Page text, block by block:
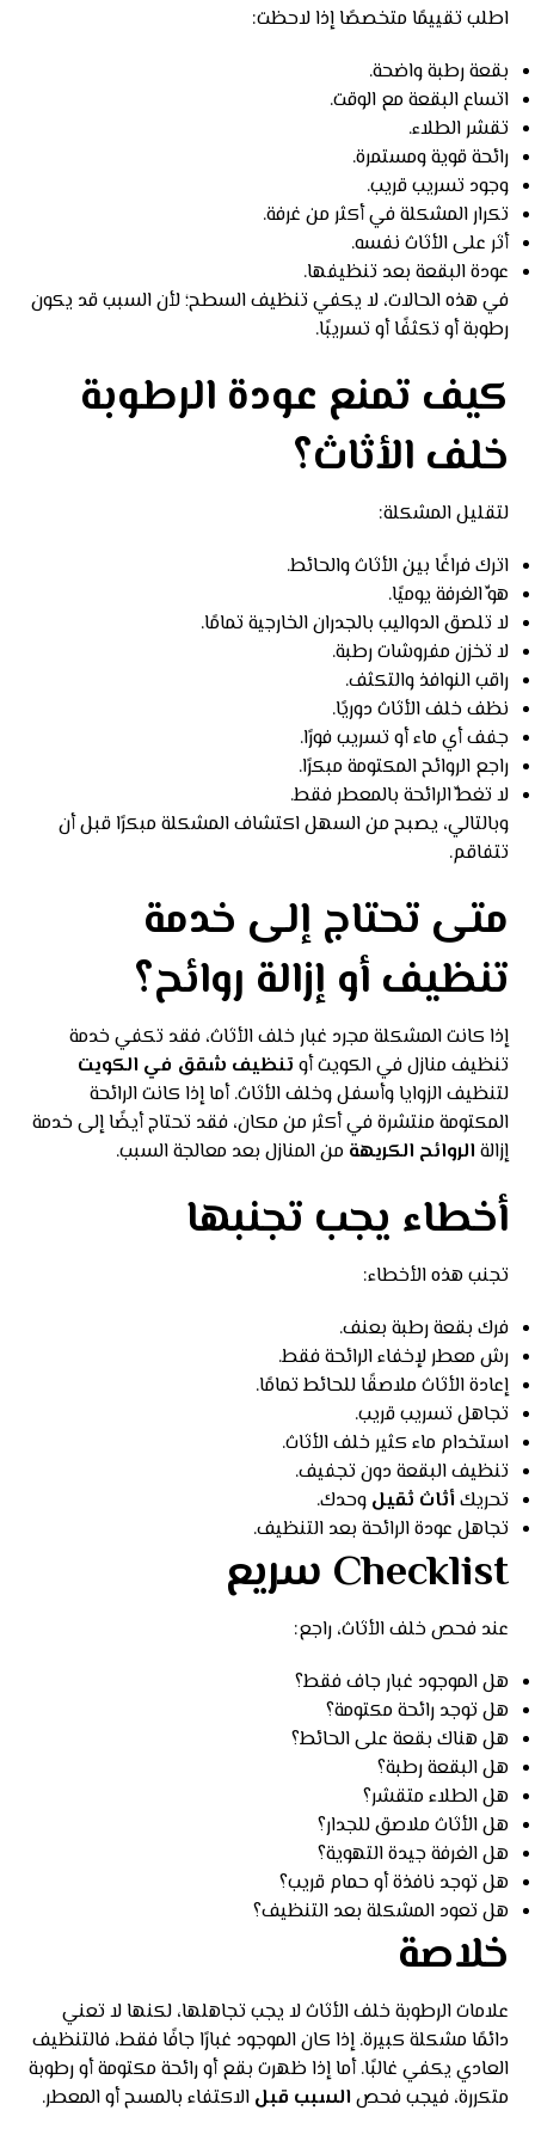
اطلب تقييمًا متخصصًا إذا لاحظت:
بقعة رطبة واضحة.
اتساع البقعة مع الوقت.
تقشر الطلاء.
رائحة قوية ومستمرة.
وجود تسريب قريب.
تكرار المشكلة في أكثر من غرفة.
أثر على الأثاث نفسه.
عودة البقعة بعد تنظيفها.
في هذه الحالات، لا يكفي تنظيف السطح؛ لأن السبب قد يكون
رطوبة أو تكثفًا أو تسريبًا.
كيف تمنع عودة الرطوبة
خلف الأثاث؟
لتقليل المشكلة:
اترك فراغًا بين الأثاث والحائط.
هوِّ الغرفة يوميًا.
لا تلصق الدواليب بالجدران الخارجية تمامًا.
لا تخزن مفروشات رطبة.
راقب النوافذ والتكثف.
نظف خلف الأثاث دوريًا.
جفف أي ماء أو تسريب فورًا.
راجع الروائح المكتومة مبكرًا.
لا تغطِّ الرائحة بالمعطر فقط.
وبالتالي، يصبح من السهل اكتشاف المشكلة مبكرًا قبل أن
تتفاقم.
متى تحتاج إلى خدمة
تنظيف أو إزالة روائح؟
إذا كانت المشكلة مجرد غبار خلف الأثاث، فقد تكفي خدمة
تنظيف منازل في الكويت أو تنظيف شقق في الكويت
لتنظيف الزوايا وأسفل وخلف الأثاث. أما إذا كانت الرائحة
المكتومة منتشرة في أكثر من مكان، فقد تحتاج أيضًا إلى خدمة
إزالة الروائح الكريهة من المنازل بعد معالجة السبب.
أخطاء يجب تجنبها
تجنب هذه الأخطاء:
فرك بقعة رطبة بعنف.
رش معطر لإخفاء الرائحة فقط.
إعادة الأثاث ملاصقًا للحائط تمامًا.
تجاهل تسريب قريب.
استخدام ماء كثير خلف الأثاث.
تنظيف البقعة دون تجفيف.
تحريكأثاث ثقيل وحدك.
تجاهل عودة الرائحة بعد التنظيف.
Checklist سريع
عند فحص خلف الأثاث، راجع:
هل الموجود غبار جاف فقط؟
هل توجد رائحة مكتومة؟
هل هناك بقعة على الحائط؟
هل البقعة رطبة؟
هل الطلاء متقشر؟
هل الأثاث ملاصق للجدار؟
هل الغرفة جيدة التهوية؟
هل توجد نافذة أو حمام قريب؟
هل تعود المشكلة بعد التنظيف؟
خلاصة
علامات الرطوبة خلف الأثاث لا يجب تجاهلها، لكنها لا تعني
دائمًا مشكلة كبيرة. إذا كان الموجود غبارًا جافًا فقط، فالتنظيف
العادي يكفي غالبًا. أما إذا ظهرت بقع أو رائحة مكتومة أو رطوبة
متكررة، فيجب فحص السبب قبل الاكتفاء بالمسح أو المعطر.